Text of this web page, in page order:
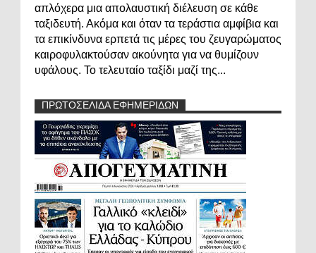
απλόχερα μια απολαυστική διέλευση σε κάθε
ταξιδευτή. Ακόμα και όταν τα τεράστια αμφίβια και
τα επικίνδυνα ερπετά τις μέρες του ζευγαρώματος
καιροφυλακτούσαν ακούνητα για να θυμίζουν
υφάλους. Το τελευταίο ταξίδι μαζί της...
ΠΡΩΤΟΣΕΛΙΔΑ ΕΦΗΜΕΡΙΔΩΝ